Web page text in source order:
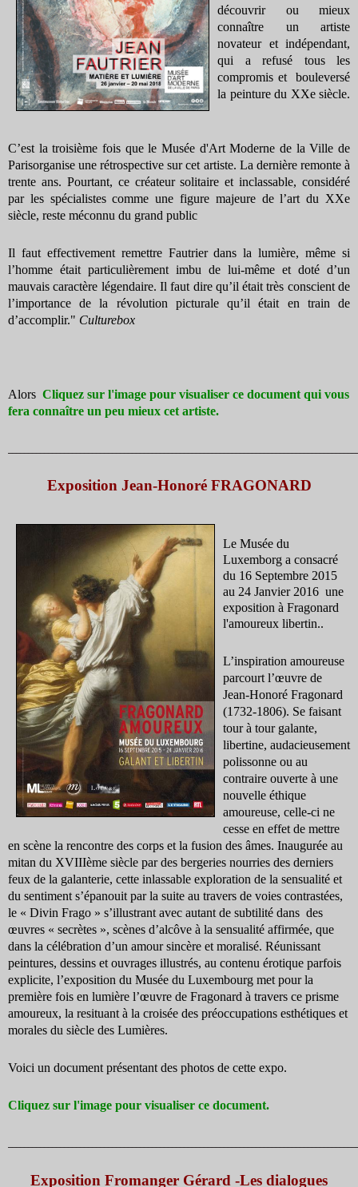
découvrir ou mieux
connaître un artiste
novateur et indépendant,
qui a refusé tous les
compromis et bouleversé
la peinture du XXe siècle.
C’est la troisième fois que le Musée d'Art Moderne de la Ville de
Parisorganise une rétrospective sur cet artiste. La dernière remonte à
trente ans. Pourtant, ce créateur solitaire et inclassable, considéré
par les spécialistes comme une figure majeure de l’art du XXe
siècle, reste méconnu du grand public
Il faut effectivement remettre Fautrier dans la lumière, même si
l’homme était particulièrement imbu de lui-même et doté d’un
mauvais caractère légendaire. Il faut dire qu’il était très conscient de
l’importance de la révolution picturale qu’il était en train de
d’accomplir." Culturebox
Alors Cliquez sur l'image pour visualiser ce document qui vous
fera connaître un peu mieux cet artiste.
Exposition Jean-Honoré FRAGONARD
Le Musée du
Luxemborg a consacré
du 16 Septembre 2015
au 24 Janvier 2016 une
exposition à Fragonard
l'amoureux libertin..
L’inspiration amoureuse
parcourt l’œuvre de
Jean-Honoré Fragonard
(1732-1806). Se faisant
tour à tour galante,
libertine, audacieusement
polissonne ou au
contraire ouverte à une
nouvelle éthique
amoureuse, celle-ci ne
cesse en effet de mettre
en scène la rencontre des corps et la fusion des âmes. Inaugurée au
mitan du XVIIIème siècle par des bergeries nourries des derniers
feux de la galanterie, cette inlassable exploration de la sensualité et
du sentiment s’épanouit par la suite au travers de voies contrastées,
le « Divin Frago » s’illustrant avec autant de subtilité dans des
œuvres « secrètes », scènes d’alcôve à la sensualité affirmée, que
dans la célébration d’un amour sincère et moralisé. Réunissant
peintures, dessins et ouvrages illustrés, au contenu érotique parfois
explicite, l’exposition du Musée du Luxembourg met pour la
première fois en lumière l’œuvre de Fragonard à travers ce prisme
amoureux, la resituant à la croisée des préoccupations esthétiques et
morales du siècle des Lumières.
Voici un document présentant des photos de cette expo.
Cliquez sur l'image pour visualiser ce document.
Exposition Fromanger Gérard -Les dialogues